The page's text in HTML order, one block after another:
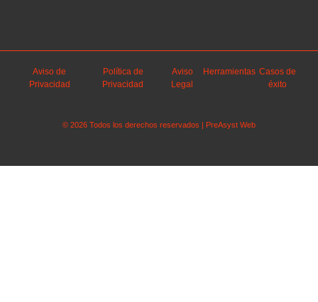
Aviso de
Privacidad
Política de
Privacidad
Aviso
Legal
Herramientas Casos de
éxito
© 2026 Todos los derechos reservados | PreAsyst Web